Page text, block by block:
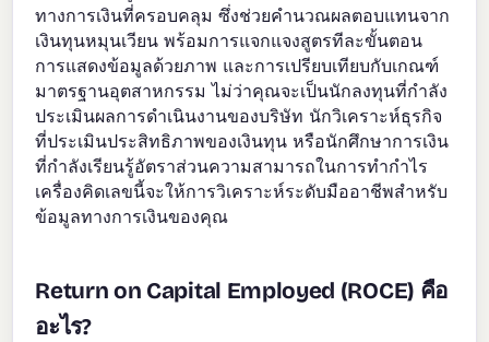
ทางการเงินที่ครอบคลุม ซึ่งช่วยคำนวณผลตอบแทนจาก
เงินทุนหมุนเวียน พร้อมการแจกแจงสูตรทีละขั้นตอน
การแสดงข้อมูลด้วยภาพ และการเปรียบเทียบกับเกณฑ์
มาตรฐานอุตสาหกรรม ไม่ว่าคุณจะเป็นนักลงทุนที่กำลัง
ประเมินผลการดำเนินงานของบริษัท นักวิเคราะห์ธุรกิจ
ที่ประเมินประสิทธิภาพของเงินทุน หรือนักศึกษาการเงิน
ที่กำลังเรียนรู้อัตราส่วนความสามารถในการทำกำไร
เครื่องคิดเลขนี้จะให้การวิเคราะห์ระดับมืออาชีพสำหรับ
ข้อมูลทางการเงินของคุณ
Return on Capital Employed (ROCE) คือ
อะไร?